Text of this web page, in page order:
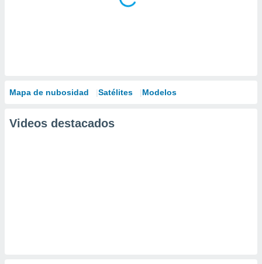
Mapa de nubosidad Satélites Modelos
Videos destacados